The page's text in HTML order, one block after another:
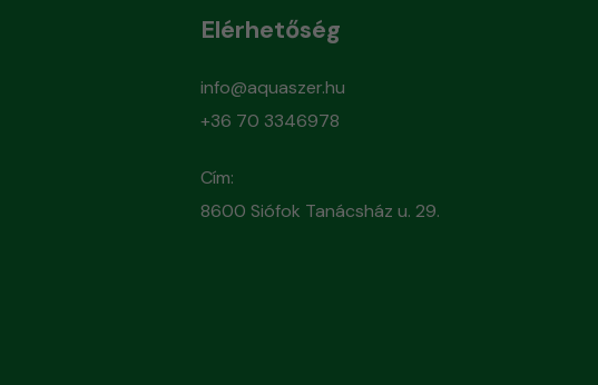
Elérhetőség
info@aquaszer.hu
+36 70 3346978
Cím:
8600 Siófok Tanácsház u. 29.